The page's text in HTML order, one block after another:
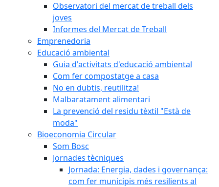
Observatori del mercat de treball dels
joves
Informes del Mercat de Treball
Emprenedoria
Educació ambiental
Guia d'activitats d'educació ambiental
Com fer compostatge a casa
No en dubtis, reutilitza!
Malbaratament alimentari
La prevenció del residu tèxtil "Està de
moda"
Bioeconomia Circular
Som Bosc
Jornades tècniques
Jornada: Energia, dades i governança:
com fer municipis més resilients al